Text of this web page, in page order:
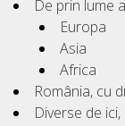
De prin lume
Europa
Asia
Africa
România, cu
Diverse de